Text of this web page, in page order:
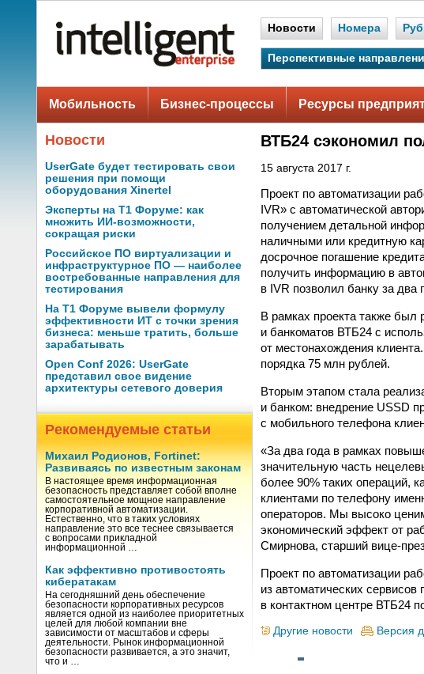
Новости Номера
Перспективные
Мобильность Бизнес-процессы Ресурсы
Новости
UserGate будет тестировать свои
решения при помощи
оборудования Xinertel
Эксперты на Т1 Форуме: как
множить ИИ-возможности,
сокращая риски
Российское ПО виртуализации и
инфраструктурное ПО — наиболее
востребованные направления для
тестирования
На Т1 Форуме вывели формулу
эффективности ИТ с точки зрения
бизнеса: меньше тратить, больше
зарабатывать
Open Conf 2026: UserGate
представил свое видение
архитектуры сетевого доверия
Рекомендуемые статьи
Михаил Родионов, Fortinet:
Развиваясь по известным законам
В настоящее время информационная
безопасность представляет собой вполне
самостоятельное мощное направление
корпоративной автоматизации.
Естественно, что в таких условиях
направление это все теснее связывается
с вопросами прикладной
информационной …
Как эффективно противостоять
кибератакам
На сегодняшний день обеспечение
безопасности корпоративных ресурсов
является одной из наиболее приоритетных
целей для любой компании вне
зависимости от масштабов и сферы
деятельности. Рынок информационной
безопасности развивается, а это значит,
что и …
ВТБ24 сэкономил
15 августа 2017 г.
Проект по автоматизации
IVR» с автоматической
получением детальной
наличными или кредитную
досрочное погашение
получить информацию в
в IVR позволил банку за два
В рамках проекта также был
и банкоматов ВТБ24 с
от местонахождения
порядка 75 млн рублей.
Вторым этапом стала
и банком: внедрение USSD
с мобильного телефона
«За два года в рамках
значительную часть
более 90% таких операций,
клиентами по телефону
операторов. Мы высоко
экономический эффект от
Смирнова, старший вице-
Проект по автоматизации
из автоматических
в контактном центре ВТБ24
Другие новости Версия